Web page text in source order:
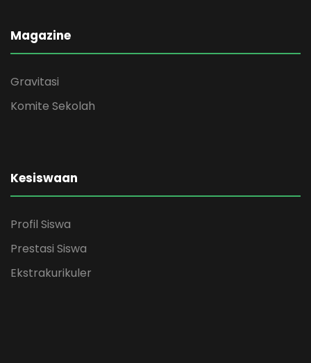
Magazine
Gravitasi
Komite Sekolah
Kesiswaan
Profil Siswa
Prestasi Siswa
Ekstrakurikuler